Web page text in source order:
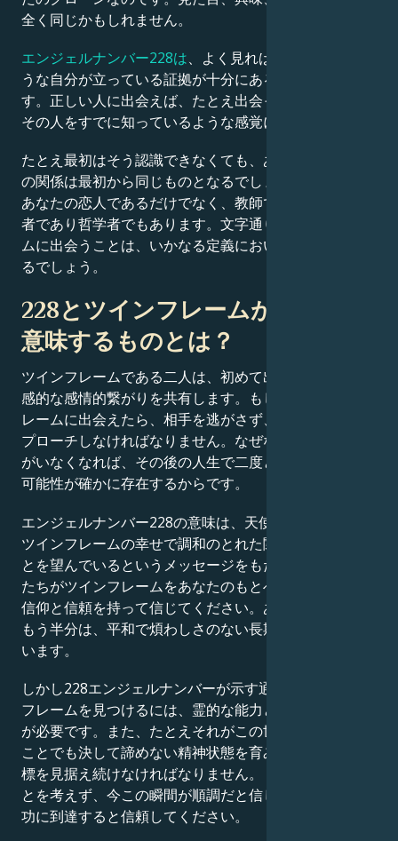
全く同じかもしれません。
エンジェルナンバー228は、よく見れば目の前に鏡のよ
うな自分が立っている証拠が十分にあると伝えていま
す。正しい人に出会えば、たとえ出会ったばかりでも、
その人をすでに知っているような感覚に陥るでしょう。
たとえ最初はそう認識できなくても、あなたとその人と
の関係は最初から同じものとなるでしょう。この人物は
あなたの恋人であるだけでなく、教師であり友人、指導
者であり哲学者でもあります。文字通りのツインフレー
ムに出会うことは、いかなる定義においても偉業と言え
るでしょう。
228とツインフレームがあなたに
意味するものとは？
ツインフレームである二人は、初めて出会った瞬間に直
感的な感情的繋がりを共有します。もしついにツインフ
レームに出会えたら、相手を逃がさず、まず自分からア
プローチしなければなりません。なぜなら、一度その人
がいなくなれば、その後の人生で二度と会う機会がない
可能性が確かに存在するからです。
エンジェルナンバー228の意味は、天使たちがあなたと
ツインフレームの幸せで調和のとれた関係を維持するこ
とを望んでいるというメッセージをもたらします。天使
たちがツインフレームをあなたのもとへ導いていると、
信仰と信頼を持って信じてください。あなたとあなたの
もう半分は、平和で煩わしさのない長期的な愛を求めて
います。
しかし228エンジェルナンバーが示す通り、真のツイン
フレームを見つけるには、霊的な能力と悟りを磨く努力
が必要です。また、たとえそれがこの世で最も避けたい
ことでも決して諦めない精神状態を育み、常に人生の目
標を見据え続けなければなりません。 過去に起きたこ
とを考えず、今この瞬間が順調だと信じ、時が経てば成
功に到達すると信頼してください。